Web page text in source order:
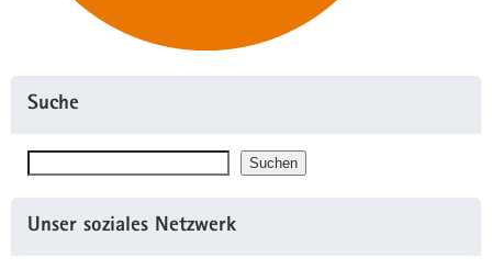
Suche
Suchen Suchen
Unser soziales Netzwerk